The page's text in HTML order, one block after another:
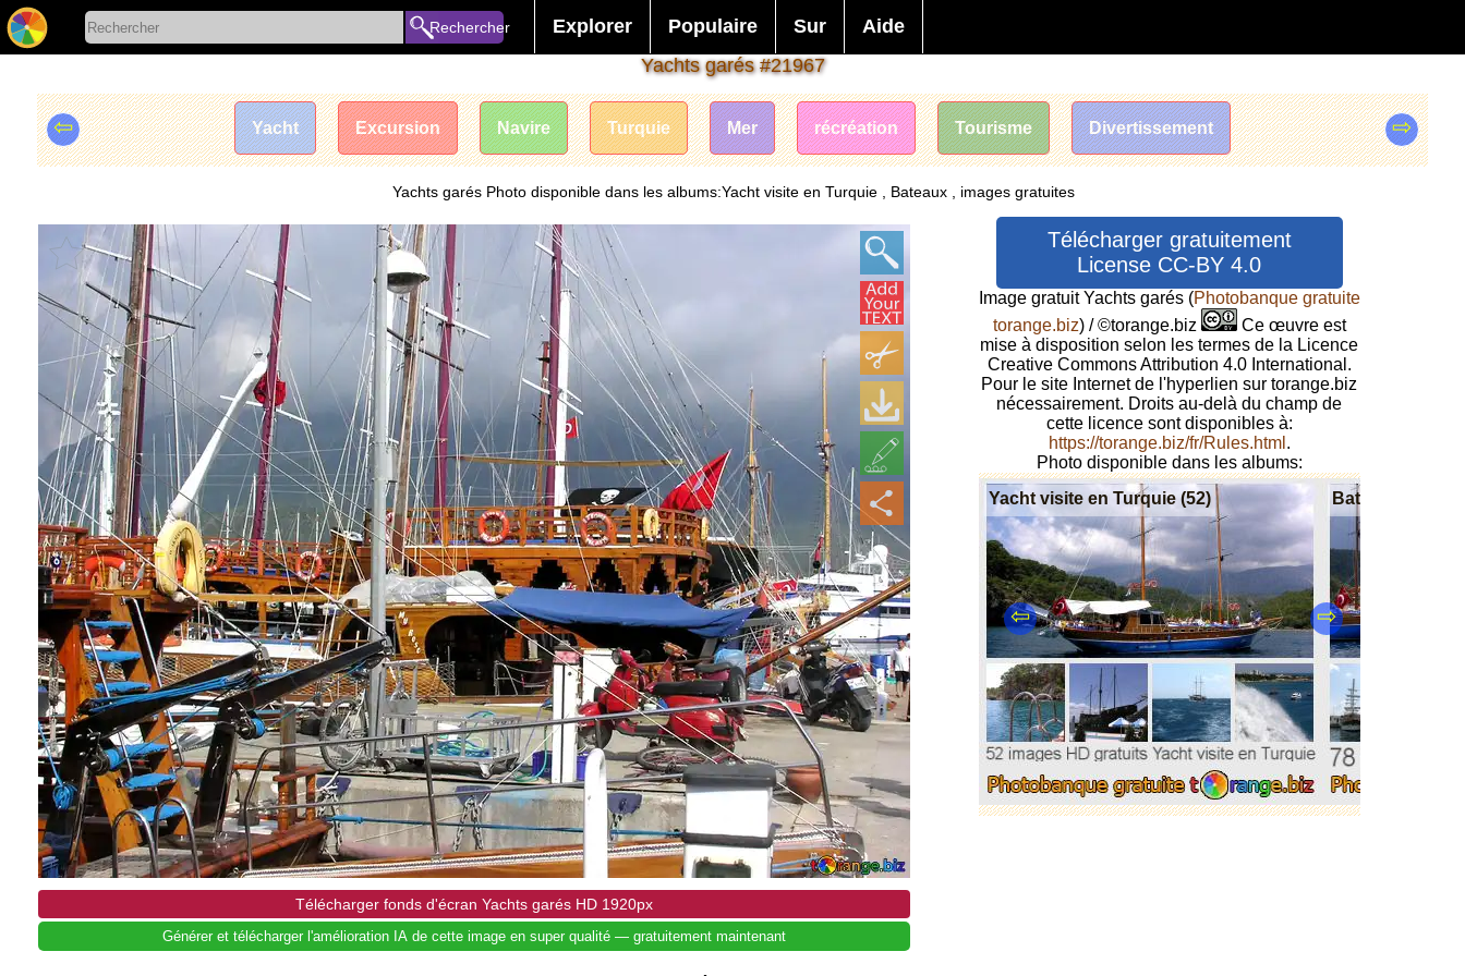
Rechercher Explorer Populaire Sur
Aide
Yachts garés #21967
Yacht Excursion Navire Turquie Mer récréation Tourisme Divertissement
⇦ ⇨
Yachts garés Photo disponible dans les albums:Yacht visite en Turquie , Bateaux , images gratuites
Télécharger fonds d'écran Yachts garés HD 1920px
Générer et télécharger l'amélioration IA de cette image en super qualité — gratuitement maintenant
Télécharger gratuitement
License CC-BY 4.0
Image gratuit Yachts garés (Photobanque gratuite
torange.biz) / ©torange.biz
Ce œuvre est
mise à disposition selon les termes de la Licence
Creative Commons Attribution 4.0 International.
Pour le site Internet de l'hyperlien sur torange.biz
nécessairement. Droits au-delà du champ de
cette licence sont disponibles à:
https://torange.biz/fr/Rules.html .
Photo disponible dans les albums:
Yacht visite en Turquie (52)
Bateaux (94)
⇦ ⇨